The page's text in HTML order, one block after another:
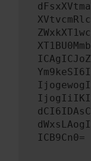
ICB9Cn0=